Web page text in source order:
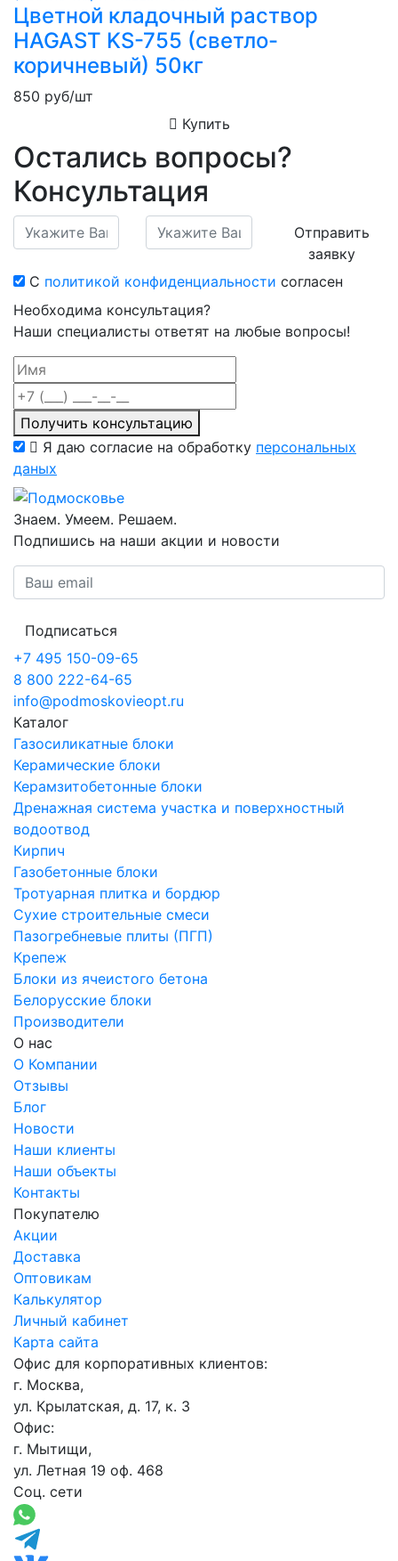
Цветной кладочный раствор
HAGAST KS-755 (светло-
коричневый) 50кг
850 руб/шт
Купить
Остались вопросы?
Консультация
Отправить
заявку
С политикой конфиденциальности согласен
Необходима консультация?
Наши специалисты ответят на любые вопросы!
Получить консультацию
Я даю согласие на обработку персональных
даных
Знаем. Умеем. Решаем.
Подпишись на наши акции и новости
Подписаться
+7 495 150-09-65
8 800 222-64-65
info@podmoskovieopt.ru
Каталог
Газосиликатные блоки
Керамические блоки
Керамзитобетонные блоки
Дренажная система участка и поверхностный
водоотвод
Кирпич
Газобетонные блоки
Тротуарная плитка и бордюр
Сухие строительные смеси
Пазогребневые плиты (ПГП)
Крепеж
Блоки из ячеистого бетона
Белорусские блоки
Производители
О нас
О Компании
Отзывы
Блог
Новости
Наши клиенты
Наши объекты
Контакты
Покупателю
Акции
Доставка
Оптовикам
Калькулятор
Личный кабинет
Карта сайта
Офис для корпоративных клиентов:
г. Москва,
ул. Крылатская, д. 17, к. 3
Офис:
г. Мытищи,
ул. Летная 19 оф. 468
Соц. сети